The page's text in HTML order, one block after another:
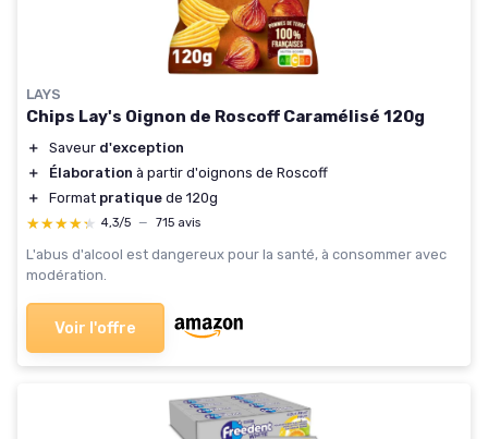
LAYS
Chips Lay's Oignon de Roscoff Caramélisé 120g
＋ Saveur d'exception
＋
Élaboration à partir d'oignons de Roscoff
＋
Format pratique de 120g
★★★★★
★★★★★ 4,3/5 — 715 avis
L'abus d'alcool est dangereux pour la santé, à consommer avec
modération.
Voir l'offre